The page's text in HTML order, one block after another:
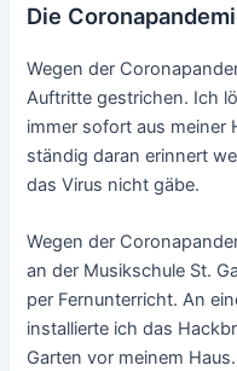
Die
Wegen der
Auftritte gestrichen. Ich
immer sofort aus
ständig daran erinnert
das Virus nicht gäbe.
Wegen der
an der Musikschule St.
per Fernunterricht. An
installierte ich das
Garten vor meinem